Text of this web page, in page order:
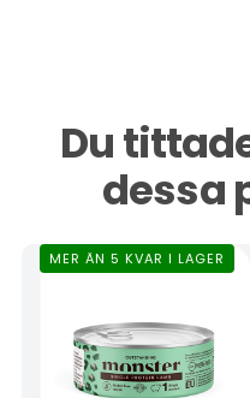
Du
dessa
MER ÄN 5 KVAR I LAGER